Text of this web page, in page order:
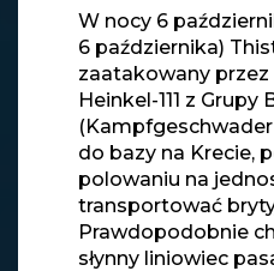
W nocy 6
6 października)
zaatakowany
Heinkel-111 z Grupy
(Kampfgeschwader
do bazy na Krecie,
polowaniu na
transportować
Prawdopodobnie
słynny liniowiec